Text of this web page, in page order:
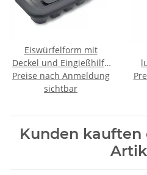
Eiswürfelform mit
Deckel und Eingießhilfe
12er - PROOF -
Preise nach Anmeldung
sichtbar
Kunden kauften